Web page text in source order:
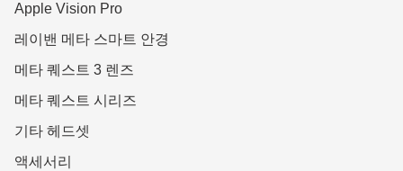
Apple Vision Pro
레이밴 메타 스마트 안경
메타 퀘스트 3 렌즈
메타 퀘스트 시리즈
기타 헤드셋
액세서리